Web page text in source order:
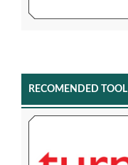
RECOMENDED TOOL